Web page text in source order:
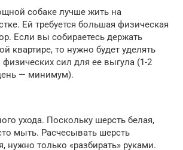
собаке лучше жить на
Ей требуется большая физическая
Если вы собираетесь держать
квартире, то нужно будет уделять
сил для ее выгула (1-2
— минимум).
ухода. Поскольку шерсть белая,
мыть. Расчесывать шерсть
нужно только «разбирать» руками.